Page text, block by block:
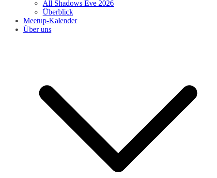
All Shadows Eve 2026
Überblick
Meetup-Kalender
Über uns